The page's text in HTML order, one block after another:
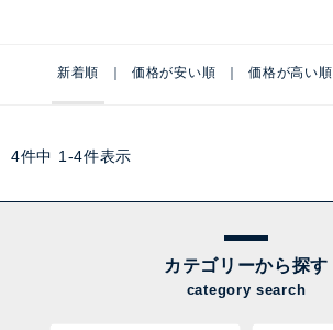
新着順 価格が安い順 価格が高い順
4件中 1 -4件表示
カテゴリーから探す
category search